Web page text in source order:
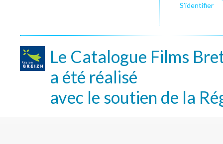
S’identifier
Le Catalogue Films
a été réalisé
avec le soutien de la